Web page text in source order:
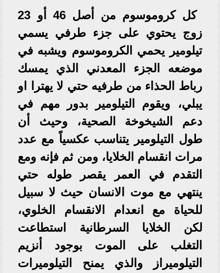
كل كروموسوم من أصل 46 أو 23
زوج يحتوي على جزء طرفي يسمي
تيلومير يحمي الكروموسوم ويشبه في
موضعه الجزء المعدني الذي يمسك
رباط الحذاء من طرفيه حتي لا يهترا او
يبلي، ويقوم التيلومير بدور مهم في
دعم الشيخوخة الصحية، وحيث أن
طول التيلومير يتناسب عكسياً مع عدد
مرات انقسام الخلايا، ومن ثم فإنه ومع
التقدم في العمر يقصر طوله حتي
ينتهي مع موت الانسان حيث لا سبيل
للحياة مع انعدام الانقسام الخلوي،
لكن الخلايا السرطانية استطاعت
التغلب على الموت بوجود أنزيم
التيلوميراز والذي يمنح التيلوميرات